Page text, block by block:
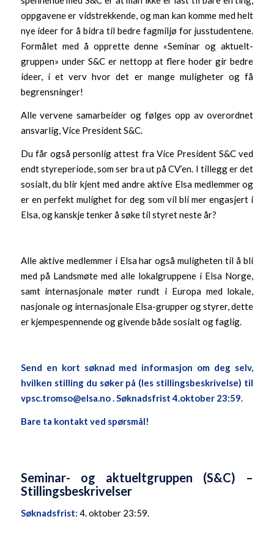
oppgavene er vidstrekkende, og man kan komme med helt
nye ideer for å bidra til bedre fagmiljø for jusstudentene.
Formålet med å opprette denne «Seminar og aktuelt-
gruppen» under S&C er nettopp at flere hoder gir bedre
ideer, i et verv hvor det er mange muligheter og få
begrensninger!
Alle vervene samarbeider og følges opp av overordnet
ansvarlig, Vice President S&C.
Du får også personlig attest fra Vice President S&C ved
endt styreperiode, som ser bra ut på CV’en. I tillegg er det
sosialt, du blir kjent med andre aktive Elsa medlemmer og
er en perfekt mulighet for deg som vil bli mer engasjert i
Elsa, og kanskje tenker å søke til styret neste år?
Alle aktive medlemmer i Elsa har også muligheten til å bli
med på Landsmøte med alle lokalgruppene i Elsa Norge,
samt internasjonale møter rundt i Europa med lokale,
nasjonale og internasjonale Elsa-grupper og styrer, dette
er kjempespennende og givende både sosialt og faglig.
Send en kort søknad med informasjon om deg selv,
hvilken stilling du søker på (les stillingsbeskrivelse) til
vpsc.tromso@elsa.no.Søknadsfrist 4.oktober 23:59.
Bare ta kontakt ved spørsmål!
Seminar- og aktueltgruppen (S&C) –
Stillingsbeskrivelser
Søknadsfrist: 4. oktober 23:59.